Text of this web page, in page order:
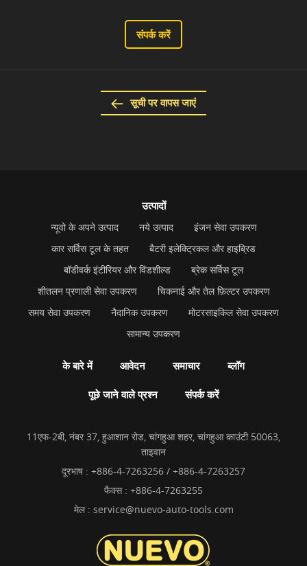
संपर्क करें
सूची पर वापस जाएं
उत्पादों
न्यूवो के अपने उत्पाद नये उत्पाद
इंजन सेवा उपकरण
कार सर्विस टूल के तहत
बैटरी इलेक्ट्रिकल और हाइब्रिड
बॉडीवर्क इंटीरियर और विंडशील्ड
ब्रेक सर्विस टूल
शीतलन प्रणाली सेवा उपकरण
चिकनाई और तेल फ़िल्टर उपकरण
समय सेवा उपकरण
नैदानिक उपकरण
मोटरसाइकिल सेवा उपकरण
सामान्य उपकरण
के बारे में आवेदन समाचार ब्लॉग
पूछे जाने वाले प्रश्न संपर्क करें
11एफ-2बी, नंबर 37, हुआशान रोड, चांगहुआ शहर, चांगहुआ काउंटी 50063,
ताइवान
दूरभाष : +886-4-7263256 / +886-4-7263257
फैक्स : +886-4-7263255
मेल : service@nuevo-auto-tools.com